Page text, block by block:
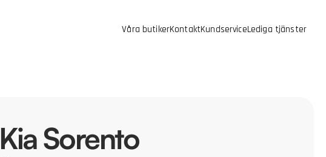
Våra butikerKontaktKundserviceLediga tjänster
Kia Sorento